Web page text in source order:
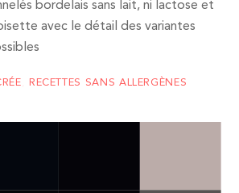
bordelais sans lait, ni lactose et
avec le détail des variantes
RECETTES SANS ALLERGÈNES